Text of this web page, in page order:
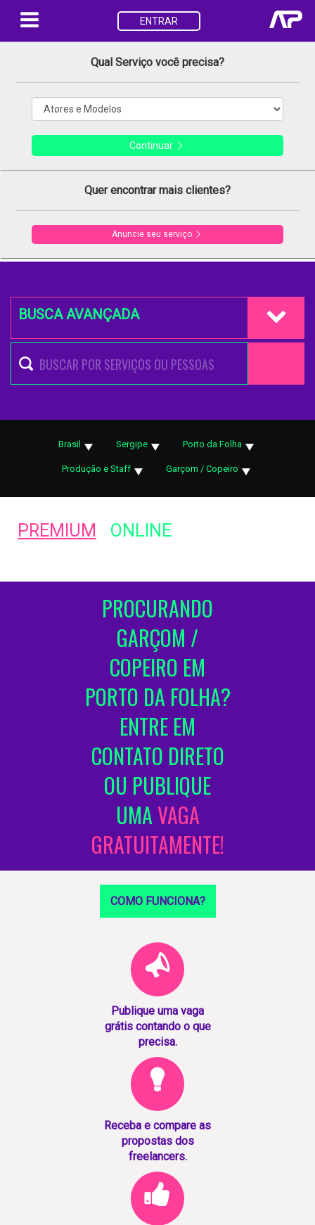
ENTRAR
Qual Serviço você precisa?
Continuar
Quer encontrar mais clientes?
Anuncie seu serviço
BUSCA AVANÇADA
Brasil Sergipe Porto da Folha
Produção e Staff Garçom / Copeiro
PREMIUM ONLINE
PROCURANDO
GARÇOM /
COPEIRO EM
PORTO DA FOLHA?
ENTRE EM
CONTATO DIRETO
OU PUBLIQUE
UMAVAGA
GRATUITAMENTE!
COMO FUNCIONA?
Publique uma vaga
grátis contando o que
precisa.
Receba e compare as
propostas dos
freelancers.